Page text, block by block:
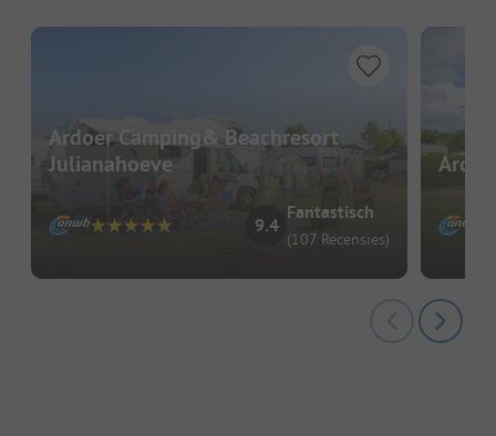
Ardoer Camping& Beachresort
Julianahoeve
9.4
Fantastisch
(107 Recensies)